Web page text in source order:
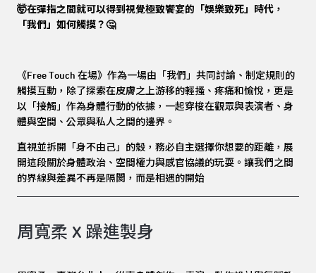
🤯在彈指之間就可以得到視覺極致饗宴的「娛樂致死」時代，
「我們」如何觸摸？🤔
《Free Touch 在場》作為一場由「我們」共同討論、制定規則的
觸摸互動，除了探索在皮膚之上游移的輕搔、疼痛和愉悅，更是
以「接觸」作為身體行動的依據，一起穿梭在觀眾與表演者、身
體與空間、公眾與私人之間的邊界。
直視並拆開「身不由己」的殼，務必自主選擇你想要的距離，展
開這段關於身體政治、空間權力與感官協議的玩耍。讓我們之間
的界線與差異不再是隔閡，而是相遇的開始
周寬柔 X 躁進製身